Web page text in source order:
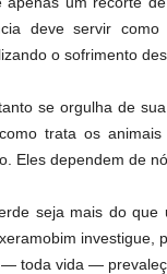
deve servir
o sofrimento
se orgulha de
trata os
Eles dependem de
seja mais do
investigue,
toda vida —